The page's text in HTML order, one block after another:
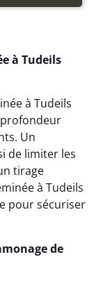
à Tudeils
à Tudeils
Un
de limiter les
tirage
à Tudeils
pour sécuriser
de